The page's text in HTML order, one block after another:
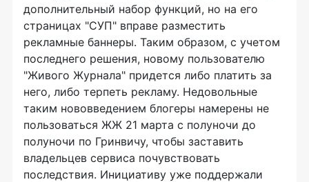
дополнительный набор функций, но на его
страницах "СУП" вправе разместить
рекламные баннеры. Таким образом, с учетом
последнего решения, новому пользователю
"Живого Журнала" придется либо платить за
него, либо терпеть рекламу. Недовольные
таким нововведением блогеры намерены не
пользоваться ЖЖ 21 марта с полуночи до
полуночи по Гринвичу, чтобы заставить
владельцев сервиса почувствовать
последствия. Инициативу уже поддержали